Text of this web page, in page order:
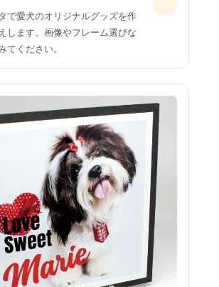
で愛犬のオリジナルグッズを作
します。画像やフレーム選びな
てください。